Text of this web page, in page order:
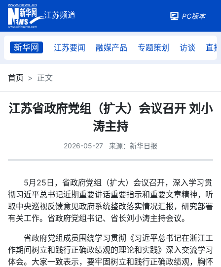
PC版本
新华网 江苏要闻 融媒产品 专题策划 访谈 直播
首页 正文
江苏省政府党组（扩大）会议召开 刘小
涛主持
2026-05-27 来源：新华日报
5月25日，省政府党组（扩大）会议召开，深入学习贯
彻习近平总书记近期重要讲话重要指示和重要文章精神，听
取中央巡视反馈意见政府系统整改落实情况汇报，研究部署
有关工作。省政府党组书记、省长刘小涛主持会议。
省政府党组成员围绕学习贯彻《习近平总书记在浙江工
作期间树立和践行正确政绩观的理论和实践》深入交流学习
体会。大家一致表示，要牢固树立和践行正确政绩观，胸怀